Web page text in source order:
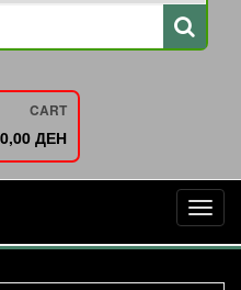
CART
0,00 ДЕН